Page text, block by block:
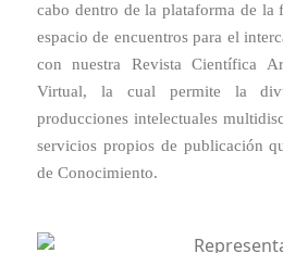
cabo dentro de la plataforma de la
espacio de encuentros para el
con nuestra Revista Científica
Virtual, la cual permite la
producciones intelectuales
servicios propios de publicación
de Conocimiento.